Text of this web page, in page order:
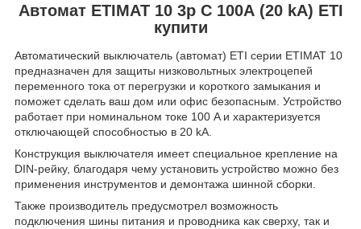
Автомат ETIMAT 10 3p C 100А (20 kA) ETI
купити
Автоматический выключатель (автомат) ETI серии ETIMAT 10
предназначен для защиты низковольтных электроцепей
переменного тока от перегрузки и короткого замыкания и
поможет сделать ваш дом или офис безопасным. Устройство
работает при номинальном токе 100 A и характеризуется
отключающей способностью в 20 kA.
Конструкция выключателя имеет специальное крепление на
DIN-рейку, благодаря чему установить устройство можно без
применения инструментов и демонтажа шинной сборки.
Также производитель предусмотрел возможность
подключения шины питания и проводника как сверху, так и